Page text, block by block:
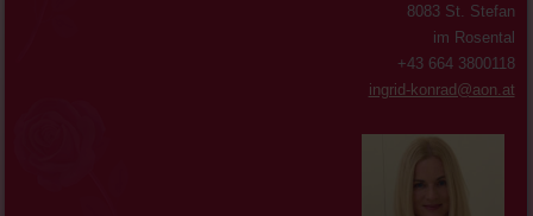
8083 St. Stefan
im Rosental
+43 664 3800118
ingrid-konrad@aon.at